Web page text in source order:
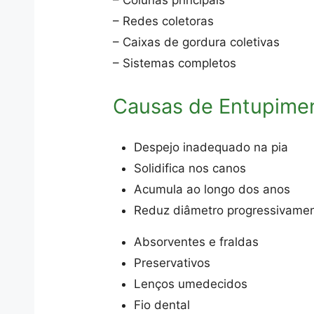
– Redes coletoras
– Caixas de gordura coletivas
– Sistemas completos
Causas de
Despejo inadequado na pia
Solidifica nos canos
Acumula ao longo dos anos
Reduz diâmetro
Absorventes e fraldas
Preservativos
Lenços umedecidos
Fio dental